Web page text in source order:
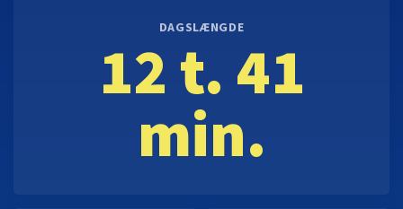
DAGSLÆNGDE
12 t. 41
min.